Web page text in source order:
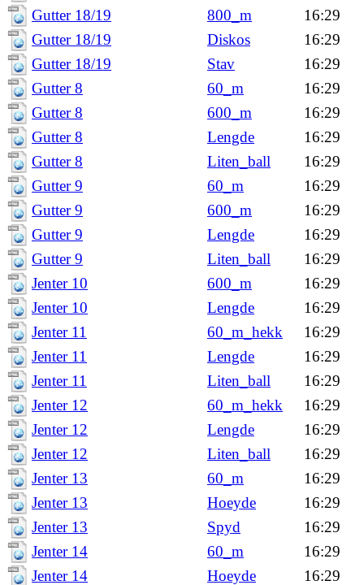
Gutter 18/19
800_m
16:29
Gutter 18/19
Diskos
16:29
Gutter 18/19
Stav
16:29
Gutter 8
60_m
16:29
Gutter 8
600_m
16:29
Gutter 8
Lengde
16:29
Gutter 8
Liten_ball
16:29
Gutter 9
60_m
16:29
Gutter 9
600_m
16:29
Gutter 9
Lengde
16:29
Gutter 9
Liten_ball
16:29
Jenter 10
600_m
16:29
Jenter 10
Lengde
16:29
Jenter 11
60_m_hekk
16:29
Jenter 11
Lengde
16:29
Jenter 11
Liten_ball
16:29
Jenter 12
60_m_hekk
16:29
Jenter 12
Lengde
16:29
Jenter 12
Liten_ball
16:29
Jenter 13
60_m
16:29
Jenter 13
Hoeyde
16:29
Jenter 13
Spyd
16:29
Jenter 14
60_m
16:29
Jenter 14
Hoeyde
16:29